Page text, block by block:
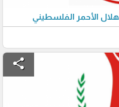
الأحمر الفلسطيني
share